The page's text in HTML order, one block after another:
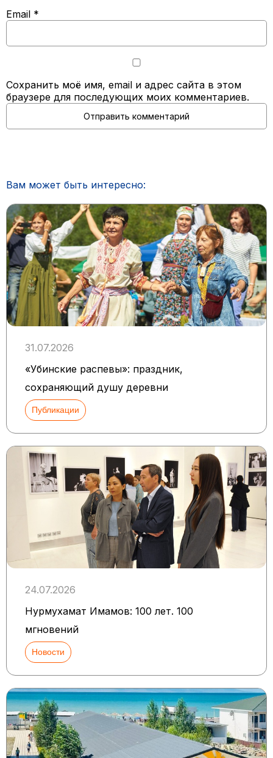
Email *
Сохранить моё имя, email и адрес сайта в этом
браузере для последующих моих комментариев.
Вам может быть интересно:
31.07.2026
«Убинские распевы»: праздник,
сохраняющий душу деревни
Публикации
24.07.2026
Нурмухамат Имамов: 100 лет. 100
мгновений
Новости